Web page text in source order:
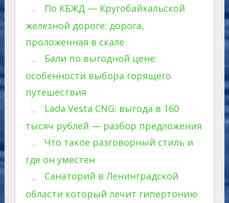
По КБЖД — Кругобайкальской
железной дороге: дорога,
проложенная в скале
Бали по выгодной цене:
особенности выбора горящего
путешествия
Lada Vesta CNG: выгода в 160
тысяч рублей — разбор предложения
Что такое разговорный стиль и
где он уместен
Санаторий в Ленинградской
области который лечит гипертонию